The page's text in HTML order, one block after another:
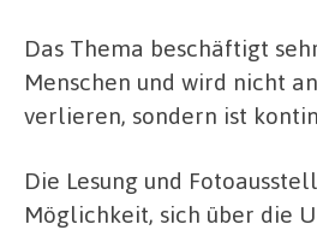
Das Thema beschäftigt
Menschen und wird nicht
verlieren, sondern ist
Die Lesung und
Möglichkeit, sich über die